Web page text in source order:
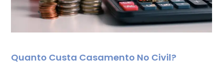
Quanto Custa Casamento No Civil?